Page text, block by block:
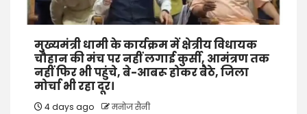
मुख्यमंत्री धामी के कार्यक्रम में क्षेत्रीय विधायक
चौहान की मंच पर नहीं लगाई कुर्सी, आमंत्रण तक
नहीं फिर भी पहुंचे, बे-आबरू होकर बैठे, जिला
मोर्चा भी रहा दूर।
4 days ago मनोज सैनी